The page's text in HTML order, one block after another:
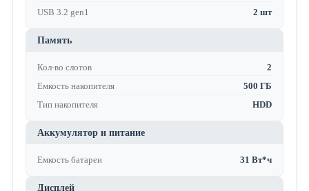
USB 3.2 gen1
2 шт
Память
Кол-во слотов
2
Емкость накопителя
500 ГБ
Тип накопителя
HDD
Аккумулятор и питание
Емкость батареи 31 Вт*ч
Дисплей